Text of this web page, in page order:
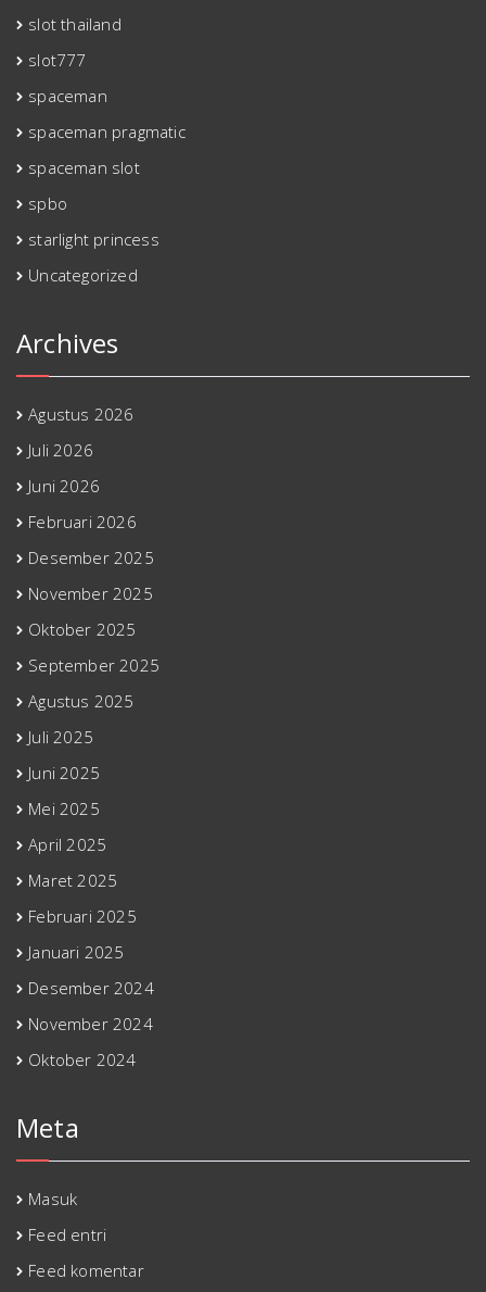
slot thailand
slot777
spaceman
spaceman pragmatic
spaceman slot
spbo
starlight princess
Uncategorized
Archives
Agustus 2026
Juli 2026
Juni 2026
Februari 2026
Desember 2025
November 2025
Oktober 2025
September 2025
Agustus 2025
Juli 2025
Juni 2025
Mei 2025
April 2025
Maret 2025
Februari 2025
Januari 2025
Desember 2024
November 2024
Oktober 2024
Meta
Masuk
Feed entri
Feed komentar